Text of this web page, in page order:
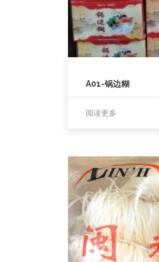
A01-锅边糊
阅读更多